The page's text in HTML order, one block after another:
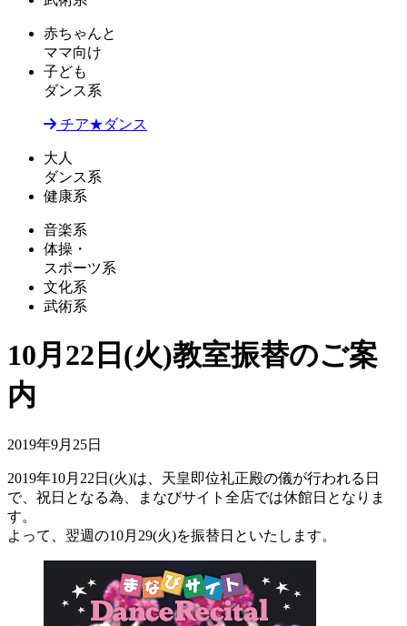
赤ちゃんと
ママ向け
子ども
ダンス系
チア★ダンス
大人
ダンス系
健康系
音楽系
体操・
スポーツ系
文化系
武術系
10月22日(火)教室振替のご案
内
2019年9月25日
2019年10月22日(火)は、天皇即位礼正殿の儀が行われる日
で、祝日となる為、まなびサイト全店では休館日となりま
す。
よって、翌週の10月29(火)を振替日といたします。